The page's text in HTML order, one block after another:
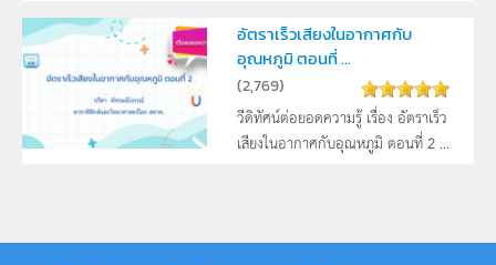
อัตราเร็วเสียงในอากาศกับ
อุณหภูมิ ตอนที่ ...
(2,769)
วีดิทัศน์ต่อยอดความรู้ เรื่อง อัตราเร็ว
เสียงในอากาศกับอุณหภูมิ ตอนที่ 2 ...